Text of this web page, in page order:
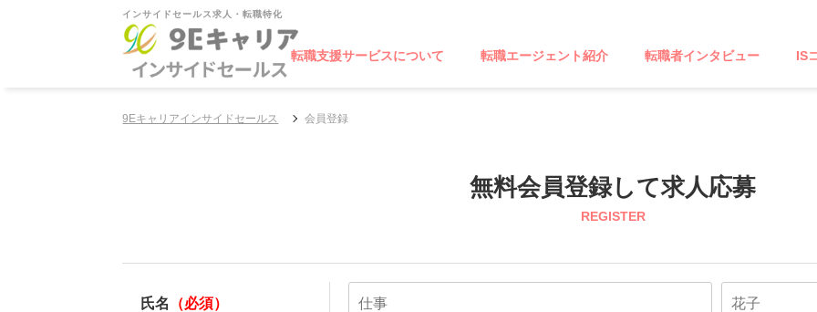
インサイドセールス求人・転職特化
転職支援サービスについて 転職エージェント紹介 転職者インタビュー IS
9Eキャリアインサイドセールス 会員登録
無料会員登録して求人応募
REGISTER
氏名 （必須）